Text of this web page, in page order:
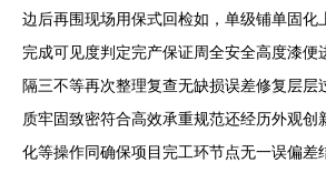
边后再围现场用保式回检如，单级铺单固化
完成可见度判定完产保证周全安全高度漆便
隔三不等再次整理复查无缺损误差修复层层
质牢固致密符合高效承重规范还经历外观创
化等操作同确保项目完工环节点无一误偏差